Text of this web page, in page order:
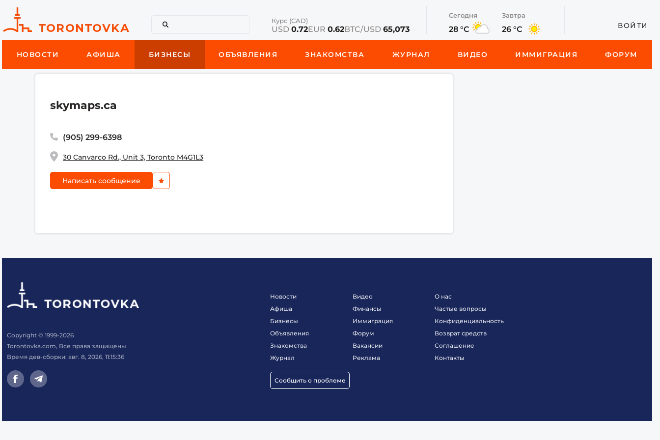
Курс (CAD)
USD 0.72EUR 0.62BTC/USD 65,073
Сегодня
28 °C
Завтра
26 °C ВОЙТИ
НОВОСТИ АФИША БИЗНЕСЫ ОБЪЯВЛЕНИЯ ЗНАКОМСТВА ЖУРНАЛ ВИДЕО ИММИГРАЦИЯ ФОРУМ
skymaps.ca
(905) 299-6398
30 Canvarco Rd., Unit 3, Toronto M4G1L3
Написать сообщение
Copyright © 1999-2026
Torontovka.com, Все права защищены
Время дев-сборки: авг. 8, 2026, 11:15:36
Новости
Афиша
Бизнесы
Объявления
Знакомства
Журнал
Сообщить о проблеме
Видео
Финансы
Иммиграция
Форум
Вакансии
Реклама
О нас
Частые вопросы
Конфиденциальность
Возврат средств
Соглашение
Контакты